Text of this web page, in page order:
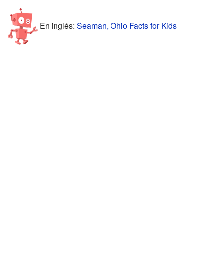
En inglés: Seaman, Ohio Facts for Kids